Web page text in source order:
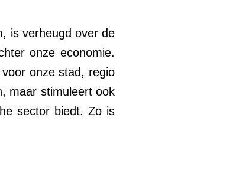
is verheugd over de
onze economie.
onze stad, regio
maar stimuleert ook
sector biedt. Zo is